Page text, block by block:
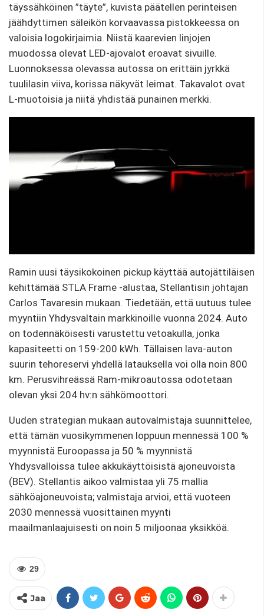
täyssähköinen ”täyte”, kuvista päätellen perinteisen
jäähdyttimen säleikön korvaavassa pistokkeessa on
valoisia logokirjaimia. Niistä kaarevien linjojen
muodossa olevat LED-ajovalot eroavat sivuille.
Luonnoksessa olevassa autossa on erittäin jyrkkä
tuulilasin viiva, korissa näkyvät leimat. Takavalot ovat
L-muotoisia ja niitä yhdistää punainen merkki.
Ramin uusi täysikokoinen pickup käyttää autojättiläisen
kehittämää STLA Frame -alustaa, Stellantisin johtajan
Carlos Tavaresin mukaan. Tiedetään, että uutuus tulee
myyntiin Yhdysvaltain markkinoille vuonna 2024. Auto
on todennäköisesti varustettu vetoakulla, jonka
kapasiteetti on 159-200 kWh. Tällaisen lava-auton
suurin tehoreservi yhdellä latauksella voi olla noin 800
km. Perusvihreässä Ram-mikroautossa odotetaan
olevan yksi 204 hv:n sähkömoottori.
Uuden strategian mukaan autovalmistaja suunnittelee,
että tämän vuosikymmenen loppuun mennessä 100 %
myynnistä Euroopassa ja 50 % myynnistä
Yhdysvalloissa tulee akkukäyttöisistä ajoneuvoista
(BEV). Stellantis aikoo valmistaa yli 75 mallia
sähköajoneuvoista; valmistaja arvioi, että vuoteen
2030 mennessä vuosittainen myynti
maailmanlaajuisesti on noin 5 miljoonaa yksikköä.
29
Jaa